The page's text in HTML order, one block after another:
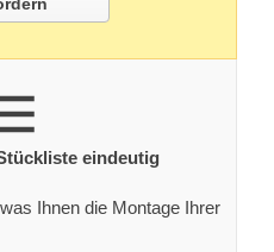
eindeutig
Ihnen die Montage Ihrer